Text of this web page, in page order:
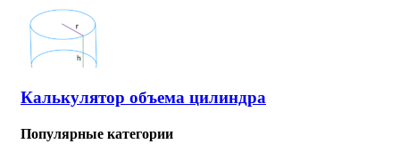
Калькулятор объема цилиндра
Популярные категории